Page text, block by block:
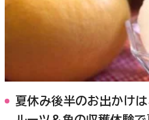
夏休み後半のお出かけ